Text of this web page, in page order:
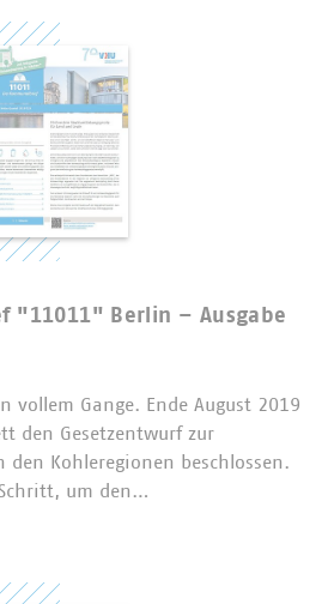
"11011" Berlin – Ausgabe
vollem Gange. Ende August 2019
den Gesetzentwurf zur
Kohleregionen beschlossen.
um den…